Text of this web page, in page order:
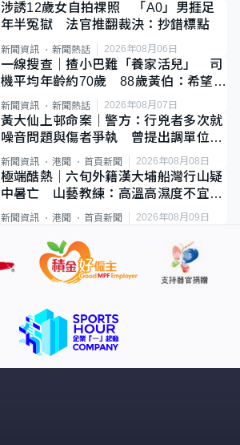
涉誘12歲女自拍祼照 「A0」男捱足
年半冤獄 法官推翻裁決：抄錯標點
新聞資訊 新聞熱話 2026年08月06日
一線搜查｜揸小巴難「養家活兒」 司
機平均年齡約70歲 88歲黃伯：希望一
直揸落去
新聞資訊 新聞熱話 2026年08月07日
黃大仙上邨命案｜警方：行兇者多次就
噪音問題與傷者爭執 曾提出調單位已
獲批
新聞資訊 港聞 首頁新聞 2026年08月08日
極端酷熱｜六旬外籍漢大埔船灣行山疑
中暑亡 山藝教練：高溫高濕度不宜遠
足
新聞資訊 港聞 首頁新聞 2026年08月09日